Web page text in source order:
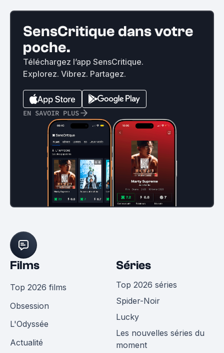
SensCritique dans votre
poche.
Téléchargez l’app SensCritique.
Explorez. Vibrez. Partagez.
EN SAVOIR PLUS
Films
Top 2026 films
Obsession
L'Odyssée
Actualité
Séries
Top 2026 séries
Spider-Noir
Lucky
Les nouvelles séries du
moment